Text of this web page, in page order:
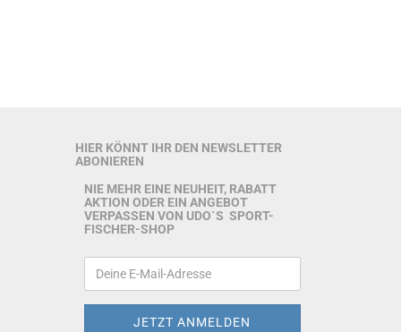
HIER KÖNNT IHR DEN NEWSLETTER
ABONIEREN
NIE MEHR EINE NEUHEIT, RABATT
AKTION ODER EIN ANGEBOT
VERPASSEN VON UDO`S SPORT-
FISCHER-SHOP